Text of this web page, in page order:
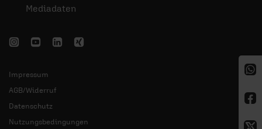
Mediadaten
Impressum
AGB/Widerruf
Datenschutz
Nutzungsbedingungen